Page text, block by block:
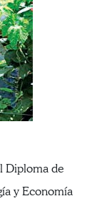
Diploma de
y Economía